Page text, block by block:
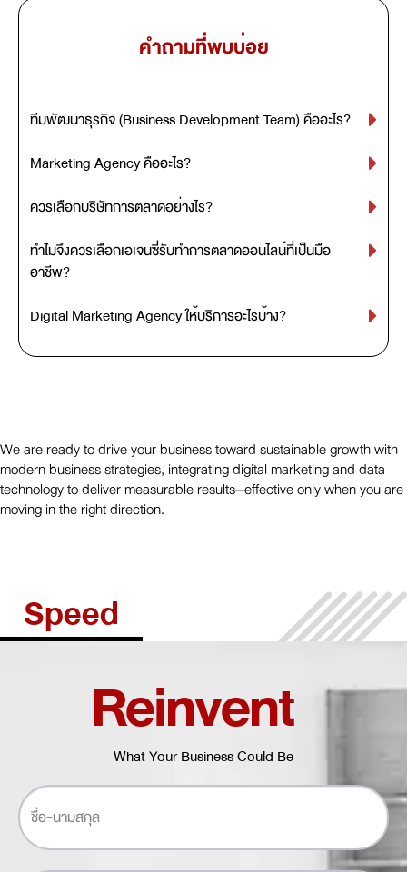
คำถามที่พบบ่อย
ทีมพัฒนาธุรกิจ (Business Development Team) คืออะไร?
Marketing Agency คืออะไร?
ควรเลือกบริษัทการตลาดอย่างไร?
ทำไมจึงควรเลือกเอเจนซี่รับทำการตลาดออนไลน์ที่เป็นมือ
อาชีพ?
Digital Marketing Agency ให้บริการอะไรบ้าง?
We are ready to drive your business toward sustainable growth with
modern business strategies, integrating digital marketing and data
technology to deliver measurable results—effective only when you are
moving in the right direction.
Speed
Reinvent
What Your Business Could Be